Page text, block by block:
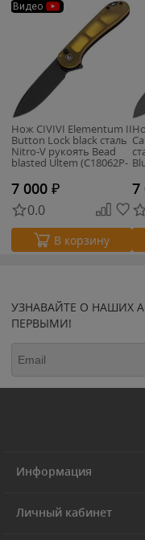
Видео
Нож CIVIVI Elementum II
Button Lock black сталь
Nitro-V рукоять Bead
blasted Ultem (C18062P-
7 000 ₽
0.0
В корзину
7
УЗНАВАЙТЕ О НАШИХ
ПЕРВЫМИ!
Информация
Личный кабинет